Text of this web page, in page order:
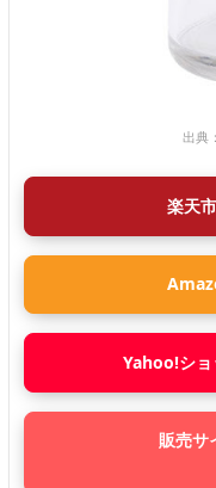
出典：
楽天
Yahoo!ショ
販売サ